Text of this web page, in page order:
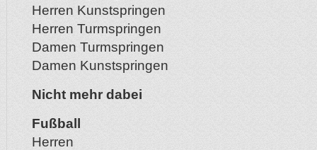
Herren Kunstspringen
Herren Turmspringen
Damen Turmspringen
Damen Kunstspringen
Nicht mehr dabei
Fußball
Herren